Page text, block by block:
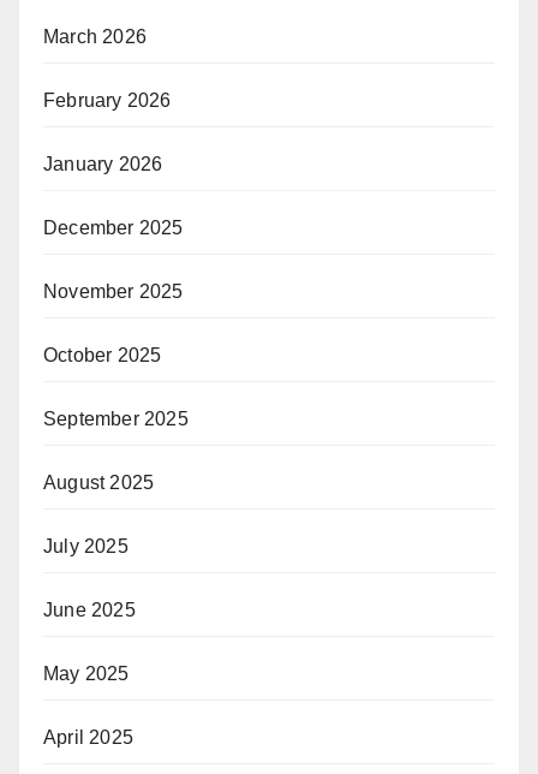
March 2026
February 2026
January 2026
December 2025
November 2025
October 2025
September 2025
August 2025
July 2025
June 2025
May 2025
April 2025